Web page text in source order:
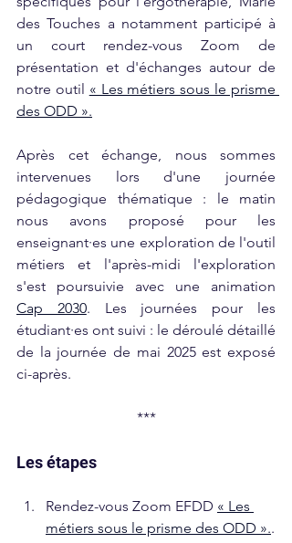
des Touches a notamment participé à
un court rendez-vous Zoom de
présentation et d'échanges autour de
notre outil « Les métiers sous le prisme
des ODD ».
Après cet échange, nous sommes
intervenues lors d'une journée
pédagogique thématique : le matin
nous avons proposé pour les
enseignant·es une exploration de l'outil
métiers et l'après-midi l'exploration
Cap 2030. Les journées pour les
étudiant·es ont suivi : le déroulé détaillé
de la journée de mai 2025 est exposé
ci-après.
***
Les étapes
Rendez-vous Zoom EFDD « Les
métiers sous le prisme des ODD »..